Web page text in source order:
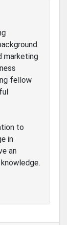
marketing
fellow
to
in
an